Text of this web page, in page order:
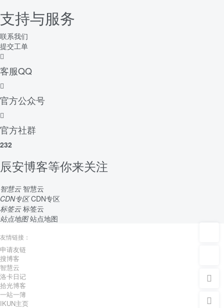
支持与服务
联系我们
提交工单
客服QQ
官方公众号
官方社群
232
辰安博客等你来关注
智慧云 智慧云
CDN专区 CDN专区
标签云 标签云
站点地图 站点地图
友情链接：
申请友链
搜博客
智慧云
洛卡日记
拾光博客
一站一簿
IKUN主页